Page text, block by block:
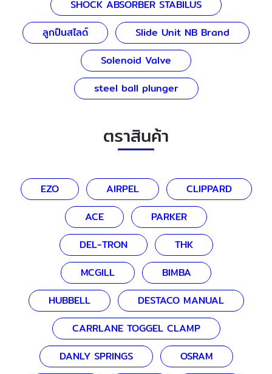
SHOCK ABSORBER STABILUS
ลูกปืนสไลด์
Slide Unit NB Brand
Solenoid Valve
steel ball plunger
ตราสินค้า
EZO AIRPEL
CLIPPARD
ACE
PARKER
DEL-TRON
THK
MCGILL
BIMBA
HUBBELL
DESTACO MANUAL
CARRLANE TOGGEL CLAMP
DANLY SPRINGS
OSRAM